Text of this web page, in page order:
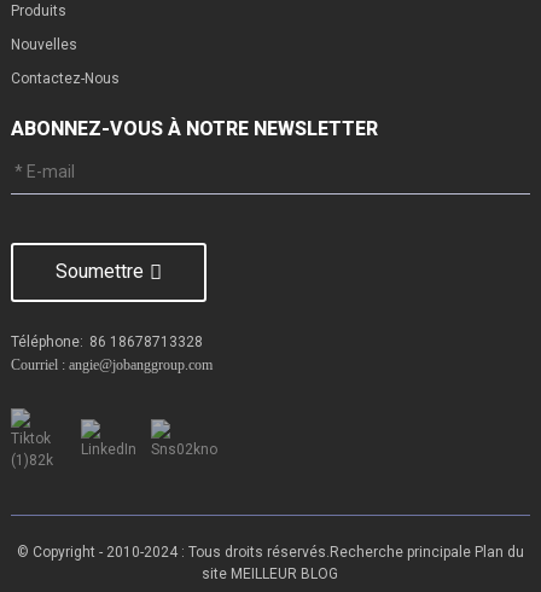
Produits
Nouvelles
Contactez-Nous
ABONNEZ-VOUS À NOTRE NEWSLETTER
Soumettre
Téléphone: 86 18678713328
Courriel : angie@jobanggroup.com
© Copyright - 2010-2024 : Tous droits réservés. Recherche principale Plan du
site MEILLEUR BLOG